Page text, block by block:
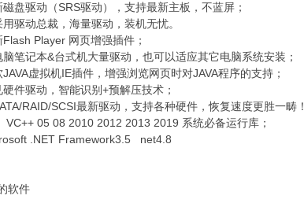
盘驱动（SRS驱动），支持最新主板，不蓝屏；
驱动总裁，海量驱动，装机无忧。
Player 网页增强插件；
笔记本&台式机大量驱动，也可以适应其它电脑系统安装；
虚拟机IE插件，增强浏览网页时对JAVA程序的支持；
件驱动，智能识别+预解压技术；
RAID/SCSI最新驱动，支持各种硬件，恢复速度更胜一畴！
VC++ 05 08 2010 2012 2013 2019 系统必备运行库；
.NET Framework3.5 net4.8
软件